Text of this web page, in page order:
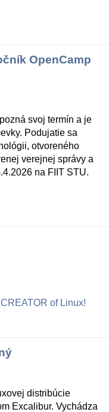
OpenCamp
svoj termín a je
Podujatie sa
otvoreného
verejnej správy a
na FIIT STU.
of Linux!
distribúcie
Excalibur. Vychádza